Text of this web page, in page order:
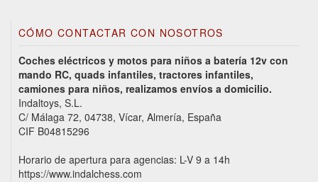
CÓMO CONTACTAR CON NOSOTROS
Coches eléctricos y motos para niños a batería 12v con
mando RC, quads infantiles, tractores infantiles,
camiones para niños, realizamos envíos a domicilio.
Indaltoys, S.L.
C/ Málaga 72, 04738, Vícar, Almería, España
CIF B04815296
Horario de apertura para agencias: L-V 9 a 14h
https://www.indalchess.com